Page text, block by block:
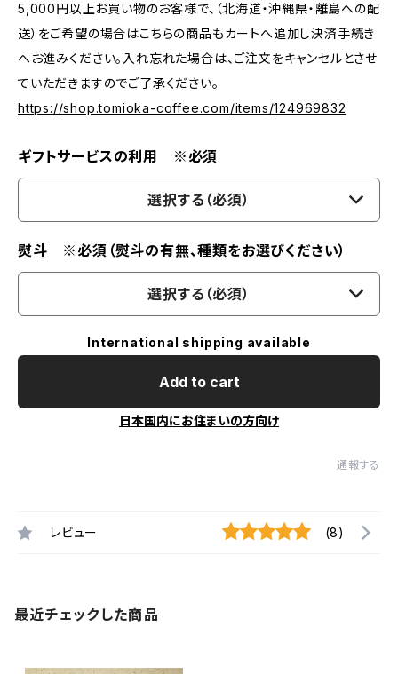
5,000円以上お買い物のお客様で、（北海道・沖縄県・離島への配
送）をご希望の場合はこちらの商品もカートへ追加し決済手続き
へお進みください。入れ忘れた場合は、ご注文をキャンセルとさせ
ていただきますのでご了承ください。
https://shop.tomioka-coffee.com/items/124969832
ギフトサービスの利用 ※必須
選択する（必須）
熨斗 ※必須（熨斗の有無、種類をお選びください）
選択する（必須）
International shipping available
Add to cart
日本国内にお住まいの方向け
通報する
レビュー (8)
最近チェックした商品